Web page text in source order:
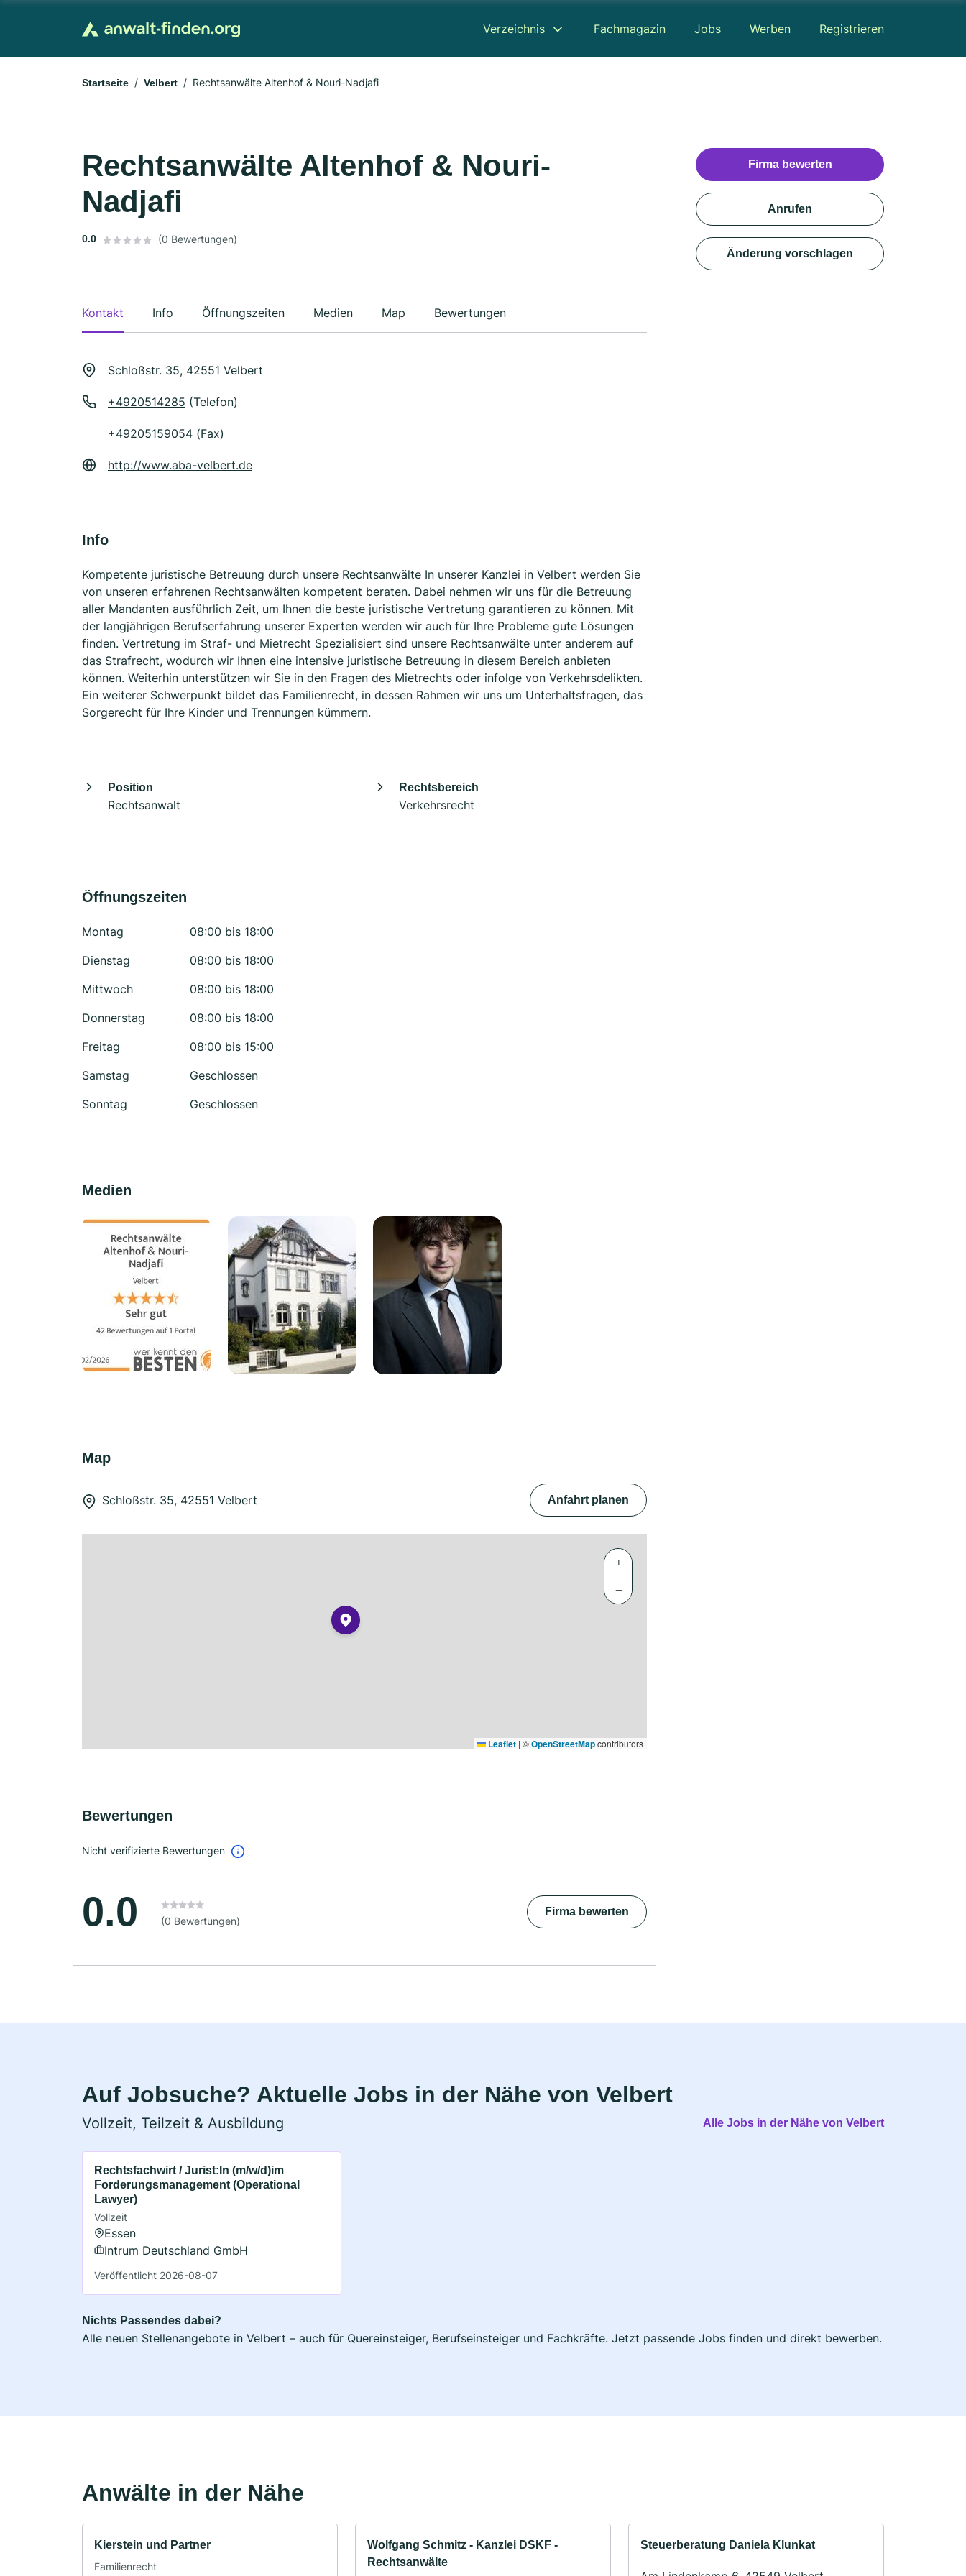
Verzeichnis Fachmagazin Jobs Werben Registrieren
Startseite Velbert Rechtsanwälte Altenhof & Nouri-Nadjafi
Rechtsanwälte Altenhof & Nouri-
Nadjafi
0.0 (0 Bewertungen)
Kontakt Info Öffnungszeiten Medien Map Bewertungen
Schloßstr. 35, 42551 Velbert
+4920514285 (Telefon)
+49205159054 (Fax)
http://www.aba-velbert.de
Info
Kompetente juristische Betreuung durch unsere Rechtsanwälte In unserer Kanzlei in Velbert werden Sie
von unseren erfahrenen Rechtsanwälten kompetent beraten. Dabei nehmen wir uns für die Betreuung
aller Mandanten ausführlich Zeit, um Ihnen die beste juristische Vertretung garantieren zu können. Mit
der langjährigen Berufserfahrung unserer Experten werden wir auch für Ihre Probleme gute Lösungen
finden. Vertretung im Straf- und Mietrecht Spezialisiert sind unsere Rechtsanwälte unter anderem auf
das Strafrecht, wodurch wir Ihnen eine intensive juristische Betreuung in diesem Bereich anbieten
können. Weiterhin unterstützen wir Sie in den Fragen des Mietrechts oder infolge von Verkehrsdelikten.
Ein weiterer Schwerpunkt bildet das Familienrecht, in dessen Rahmen wir uns um Unterhaltsfragen, das
Sorgerecht für Ihre Kinder und Trennungen kümmern.
Position
Rechtsanwalt
Rechtsbereich
Verkehrsrecht
Öffnungszeiten
Montag
08:00 bis 18:00
Dienstag
08:00 bis 18:00
Mittwoch
08:00 bis 18:00
Donnerstag
08:00 bis 18:00
Freitag
08:00 bis 15:00
Samstag
Geschlossen
Sonntag
Geschlossen
Medien
Map
Schloßstr. 35, 42551 Velbert Anfahrt planen
+
−
Leaflet | ©OpenStreetMapcontributors
Bewertungen
Nicht verifizierte Bewertungen
0.0 (0 Bewertungen)
Firma bewerten
Firma bewerten
Anrufen
Änderung vorschlagen
Auf Jobsuche? Aktuelle Jobs in der Nähe von Velbert
Vollzeit, Teilzeit & Ausbildung Alle Jobs in der Nähe von Velbert
Rechtsfachwirt / Jurist:In (m/w/d)im
Forderungsmanagement (Operational
Lawyer)
Vollzeit
Essen
Intrum Deutschland GmbH
Veröffentlicht 2026-08-07
Nichts Passendes dabei?
Alle neuen Stellenangebote in Velbert – auch für Quereinsteiger, Berufseinsteiger und Fachkräfte. Jetzt passende Jobs finden und direkt bewerben.
Anwälte in der Nähe
Kierstein und Partner
Familienrecht
Wolfgang Schmitz - Kanzlei DSKF -
Rechtsanwälte
Steuerberatung Daniela Klunkat